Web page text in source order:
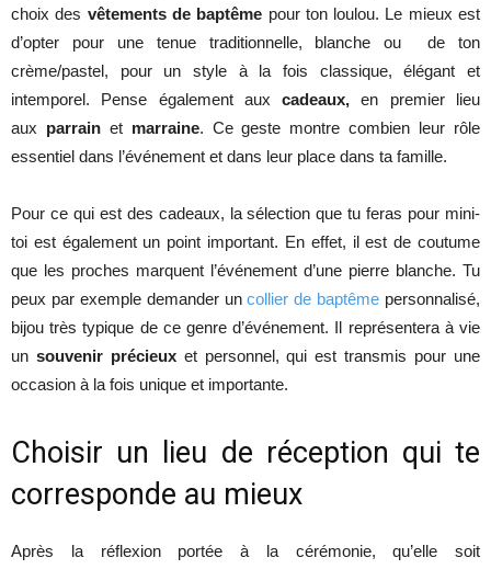
choix des vêtements de baptême pour ton loulou. Le mieux est
d’opter pour une tenue traditionnelle, blanche ou de ton
crème/pastel, pour un style à la fois classique, élégant et
intemporel. Pense également auxcadeaux, en premier lieu
aux parrainet marraine. Ce geste montre combien leur rôle
essentiel dans l’événement et dans leur place dans ta famille.
Pour ce qui est des cadeaux, la sélection que tu feras pour mini-
toi est également un point important. En effet, il est de coutume
que les proches marquent l’événement d’une pierre blanche. Tu
peux par exemple demander uncollier de baptême personnalisé,
bijou très typique de ce genre d’événement. Il représentera à vie
un souvenir précieuxet personnel, qui est transmis pour une
occasion à la fois unique et importante.
Choisir un lieu de réception qui te
corresponde au mieux
Après la réflexion portée à la cérémonie, qu’elle soit